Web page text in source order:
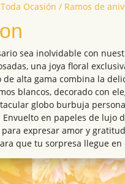
Ocasión / Ramos de
sea inolvidable con
una joya floral
alta gama combina la
blancos, decorado con
globo burbuja
en papeles de lujo
expresar amor y
que tu sorpresa llegue